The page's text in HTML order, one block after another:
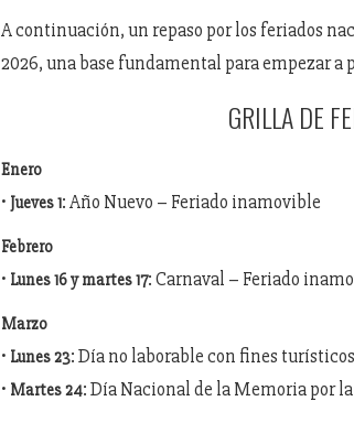
A continuación, un repaso por los feriados
2026, una base fundamental para empezar a
GRILLA DE
Enero
• Jueves 1: Año Nuevo – Feriado inamovible
Febrero
• Lunes 16 y martes 17: Carnaval – Feriado
Marzo
• Lunes 23: Día no laborable con fines turísticos
• Martes 24: Día Nacional de la Memoria por